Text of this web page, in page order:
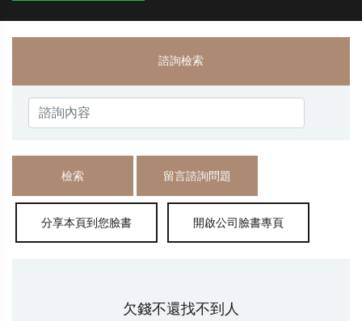
諮詢檢索
檢索 留言諮詢問題
欠錢不還找不到人